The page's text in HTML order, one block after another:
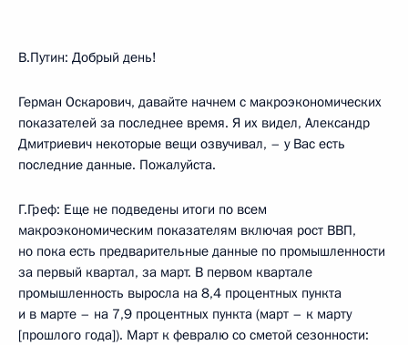
В.Путин: Добрый день!
Герман Оскарович, давайте начнем с макроэкономических
показателей за последнее время. Я их видел, Александр
Дмитриевич некоторые вещи озвучивал, – у Вас есть
последние данные. Пожалуйста.
Г.Греф: Еще не подведены итоги по всем
макроэкономическим показателям включая рост ВВП,
но пока есть предварительные данные по промышленности
за первый квартал, за март. В первом квартале
промышленность выросла на 8,4 процентных пункта
и в марте – на 7,9 процентных пункта (март – к марту
[прошлого года]). Март к февралю со сметой сезонности: